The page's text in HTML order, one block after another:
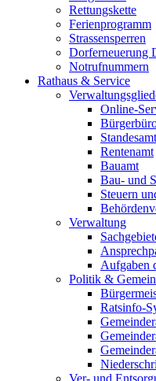
Rettungskette
Ferienprogramm
Strassensperren
Dorferneuerung
Notrufnummern
Rathaus & Service
Online-
Standesamt
Rentenamt
Bauamt
Bau- und
Steuern
Verwaltung
Aufgaben
Politik &
Ratsinfo-
Ver- und